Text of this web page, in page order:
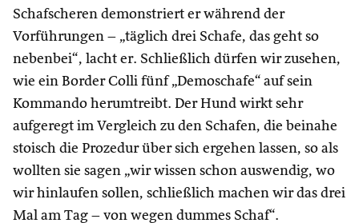
Schafscheren demonstriert er während der
Vorführungen – „täglich drei Schafe, das geht so
nebenbei“, lacht er. Schließlich dürfen wir zusehen,
wie ein Border Colli fünf „Demoschafe“ auf sein
Kommando herumtreibt. Der Hund wirkt sehr
aufgeregt im Vergleich zu den Schafen, die beinahe
stoisch die Prozedur über sich ergehen lassen, so als
wollten sie sagen „wir wissen schon auswendig, wo
wir hinlaufen sollen, schließlich machen wir das drei
Mal am Tag – von wegen dummes Schaf“.